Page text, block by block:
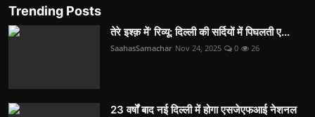
Trending Posts
तेरे इश्क़ में’ रिव्यू: दिल्ली की सर्दियों में पिघलती ए...
SaahasSamachar Nov 24, 2025 0 26
23 वर्षों बाद नई दिल्ली में होगा एसजेएफआई नेशनल